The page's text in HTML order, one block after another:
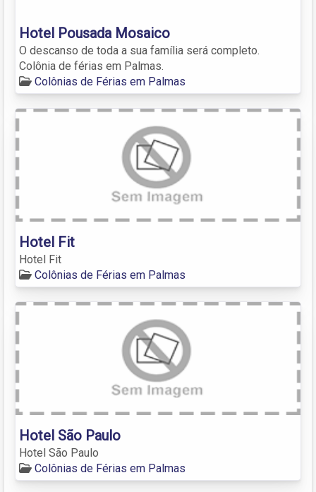
Hotel Pousada Mosaico
O descanso de toda a sua família será completo.
Colônia de férias em Palmas.
Colônias de Férias em Palmas
Hotel Fit
Hotel Fit
Colônias de Férias em Palmas
Hotel São Paulo
Hotel São Paulo
Colônias de Férias em Palmas